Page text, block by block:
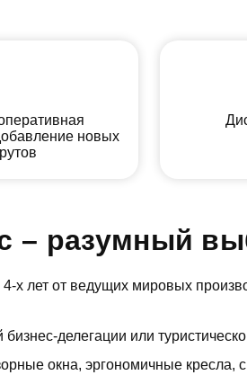
новых
– разумный
х лет от ведущих мировых
делегации или
окна, эргономичные кресла,